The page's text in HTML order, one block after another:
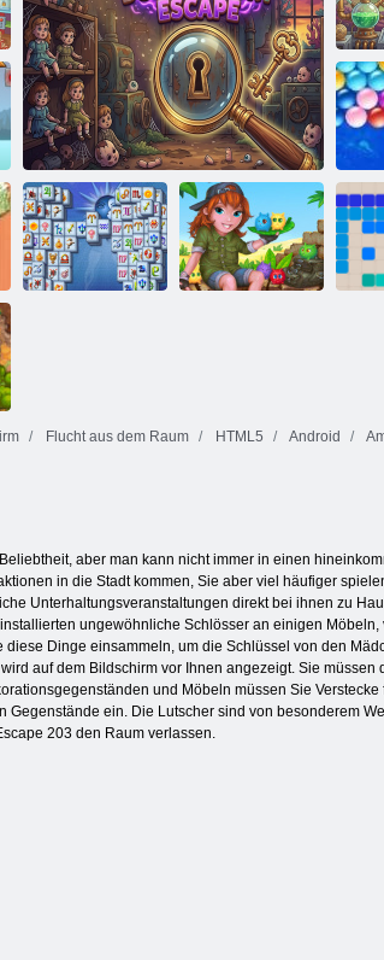
Flucht aus dem Raum HTML5 Android
aber man kann nicht immer in einen
in die Stadt kommen, Sie aber viel häufiger
Unterhaltungsveranstaltungen direkt bei ihnen zu
ungewöhnliche Schlösser an einigen Möbeln,
Dinge einsammeln, um die Schlüssel von den
auf dem Bildschirm vor Ihnen angezeigt. Sie müssen
und Möbeln müssen Sie
ein. Die Lutscher sind von besonderem
203 den Raum verlassen.